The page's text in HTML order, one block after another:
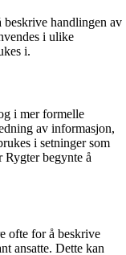
beskrive handlingen av
i ulike
i.
i mer formelle
av informasjon,
i setninger som
Rygter begynte å
ofte for å beskrive
ansatte. Dette kan